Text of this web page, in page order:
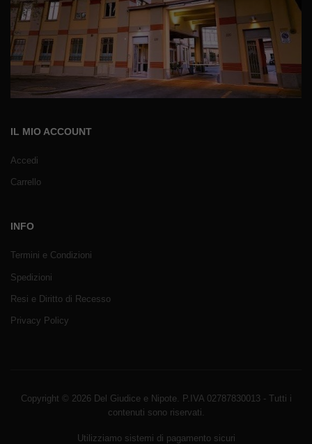
IL MIO ACCOUNT
Accedi
Carrello
INFO
Termini e Condizioni
Spedizioni
Resi e Diritto di Recesso
Privacy Policy
Copyright © 2026 Del Giudice e Nipote. P.IVA 02787830013 - Tutti i
contenuti sono riservati.
Utilizziamo sistemi di pagamento sicuri